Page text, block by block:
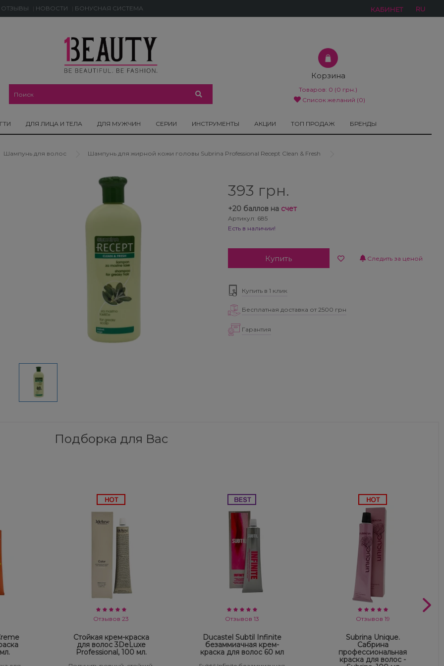
ОТЗЫВЫ НОВОСТИ БОНУСНАЯ СИСТЕМА КАБИНЕТ RU
Корзина
Товаров: 0 (0 грн.)
Список желаний (0)
ДЛЯ ЛИЦА И ТЕЛА ДЛЯ МУЖЧИН СЕРИИ ИНСТРУМЕНТЫ АКЦИИ ТОП ПРОДАЖ БРЕНДЫ
Шампунь для волос Шампунь для жирной кожи головы Subrina Professional Recept Clean & Fresh
393 грн.
+20баллов на счет
Артикул: 685
Есть в наличии!
Купить Следить за ценой
Купить в 1 клик
Бесплатная доставка от 2500 грн
Гарантия
Подборка для Вас
Отзывов 23
Стойкая крем-краска
для волос 3DeLuxe
Professional, 100 мл.
Отзывов 13
Ducastel Subtil Infinite
безаммиачная крем-
краска для волос 60 мл
Отзывов 19
Subrina Unique.
Сабрина
профессиональная
краска для волос -